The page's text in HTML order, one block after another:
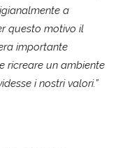
a
questo motivo il
importante
ricreare un ambiente
i nostri valori.”